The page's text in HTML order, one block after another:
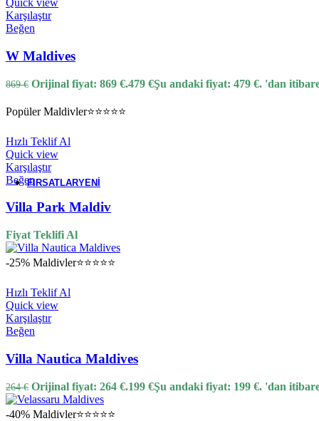
Bali
Mauritius
Seyşeller
FIRSATLARYENI
Quick view
Karşılaştır
Beğen
W Maldives
869€ Orijinal fiyat: 869 €.479 €Şu andaki fiyat: 479 €. 'dan
Popüler Maldivler⭐⭐⭐⭐⭐
Hızlı Teklif Al
Quick view
Karşılaştır
Beğen
Villa Park Maldiv
Fiyat Teklifi Al
-25% Maldivler⭐⭐⭐⭐⭐
Hızlı Teklif Al
Quick view
Karşılaştır
Beğen
Villa Nautica Maldives
264€ Orijinal fiyat: 264 €.199 €Şu andaki fiyat: 199 €. 'dan
-40% Maldivler⭐⭐⭐⭐⭐